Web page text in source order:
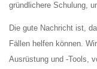
gründlichere Schulung,
Die gute Nachricht ist,
Fällen helfen können.
Ausrüstung und -Tools,